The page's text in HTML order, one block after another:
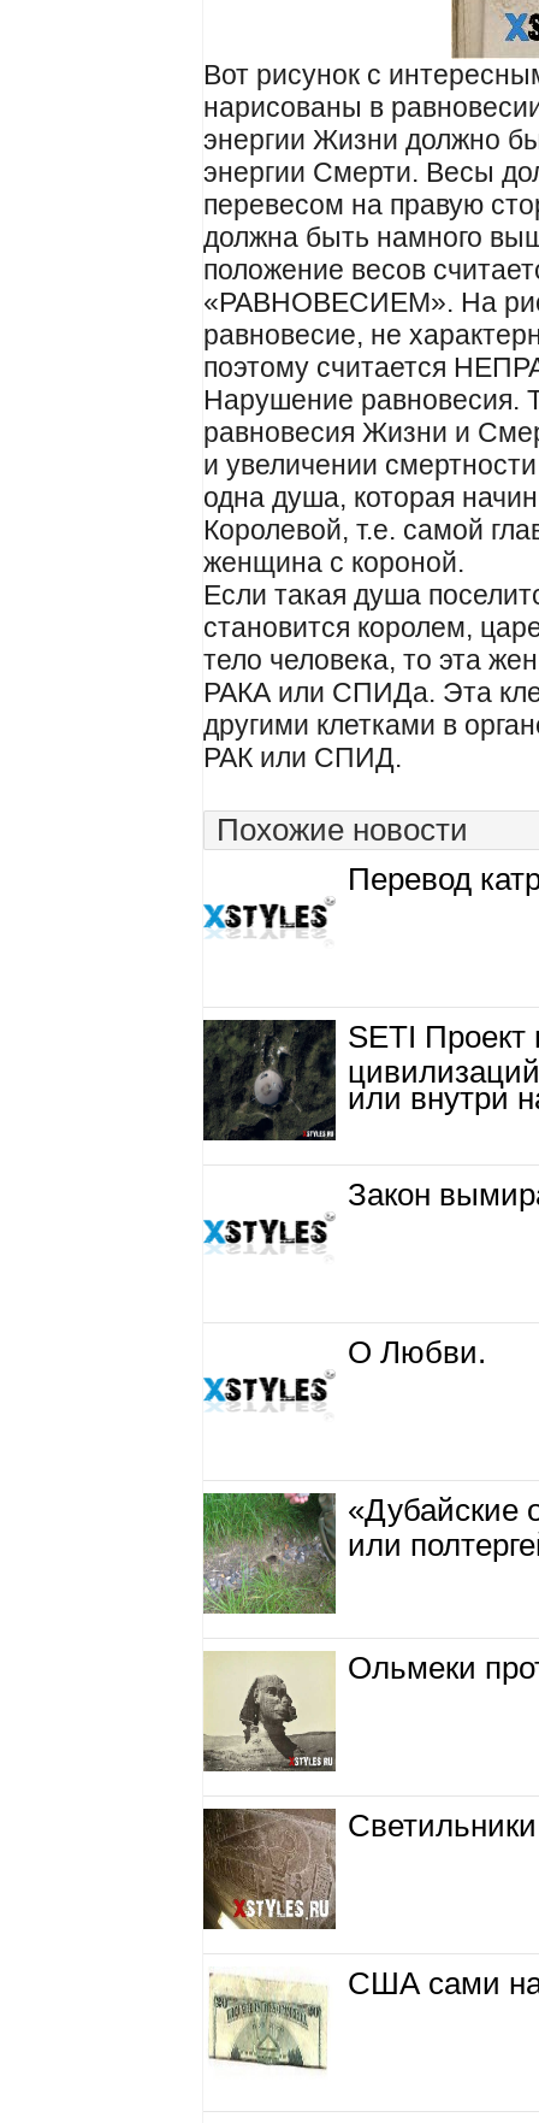
Вот рисунок с
нарисованы в
энергии Жизни должно
энергии Смерти. Весы
перевесом на правую
должна быть намного
положение весов
«РАВНОВЕСИЕМ». На
равновесие, не
поэтому считается
Нарушение равновесия.
равновесия Жизни и
и увеличении
одна душа, которая
Королевой, т.е. самой
женщина с короной.
Если такая душа
становится королем,
тело человека, то эта
РАКА или СПИДа. Эта
другими клетками в
РАК или СПИД.
Похожие новости
Перевод
SETI Проект
или внутри
Закон
О Любви.
«Дубайские
или
Ольмеки
США сами